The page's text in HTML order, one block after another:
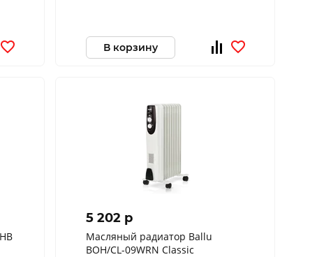
В корзину
5 202 p
Масляный радиатор Ballu
BOH/CL-09WRN Classic